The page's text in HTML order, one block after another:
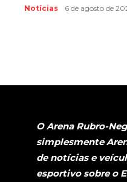
Notícias 6 de agosto de
O Arena Rubro-
simplesmente
de notícias e
esportivo sobre o